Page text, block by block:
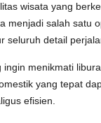
wisata yang
menjadi salah satu
seluruh detail
ingin menikmati
yang tepat
efisien.